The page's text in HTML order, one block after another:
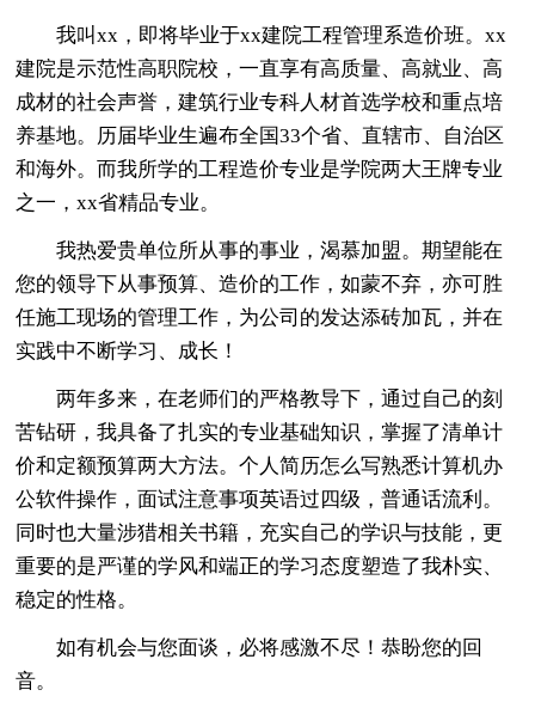
我叫xx，即将毕业于xx建院工程管理系造价班。xx
建院是示范性高职院校，一直享有高质量、高就业、高
成材的社会声誉，建筑行业专科人材首选学校和重点培
养基地。历届毕业生遍布全国33个省、直辖市、自治区
和海外。而我所学的工程造价专业是学院两大王牌专业
之一，xx省精品专业。
我热爱贵单位所从事的事业，渴慕加盟。期望能在
您的领导下从事预算、造价的工作，如蒙不弃，亦可胜
任施工现场的管理工作，为公司的发达添砖加瓦，并在
实践中不断学习、成长！
两年多来，在老师们的严格教导下，通过自己的刻
苦钻研，我具备了扎实的专业基础知识，掌握了清单计
价和定额预算两大方法。个人简历怎么写熟悉计算机办
公软件操作，面试注意事项英语过四级，普通话流利。
同时也大量涉猎相关书籍，充实自己的学识与技能，更
重要的是严谨的学风和端正的学习态度塑造了我朴实、
稳定的性格。
如有机会与您面谈，必将感激不尽！恭盼您的回
音。